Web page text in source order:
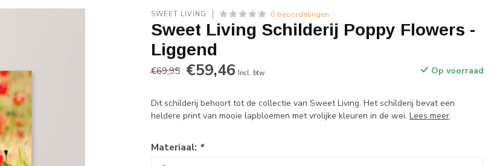
SWEET LIVING 0 beoordelingen
Sweet Living Schilderij Poppy Flowers -
Liggend
€69,95 €59,46 Incl. btw Op voorraad
Dit schilderij behoort tot de collectie van Sweet Living. Het schilderij bevat een
heldere print van mooie lapbloemen met vrolijke kleuren in de wei.Lees meer.
Materiaal: *